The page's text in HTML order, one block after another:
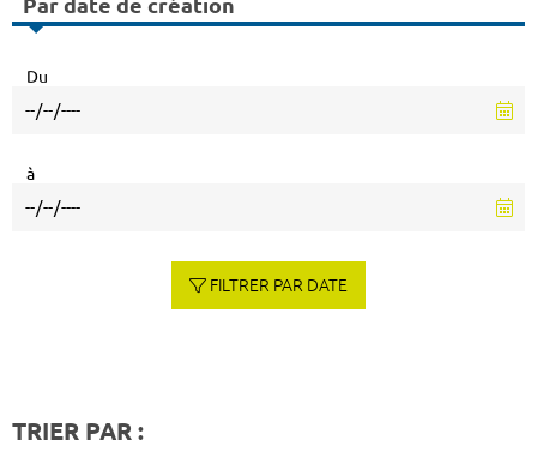
Du
à
FILTRER PAR DATE
TRIER PAR :